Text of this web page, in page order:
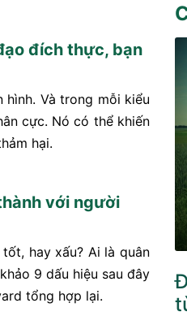
đích thực, bạn
Và trong mỗi kiểu
cực. Nó có thể khiến
hại.
với người
hay xấu? Ai là quân
9 dấu hiệu sau đây
tổng hợp lại.